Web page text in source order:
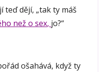
teď dějí, „tak ty máš
než o sex, jo?“
ošahává, když ty